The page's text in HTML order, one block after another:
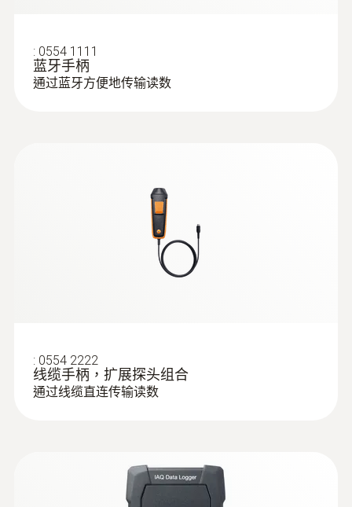
: 0554 1111
蓝牙手柄
通过蓝牙方便地传输读数
: 0554 2222
线缆手柄，扩展探头组合
通过线缆直连传输读数